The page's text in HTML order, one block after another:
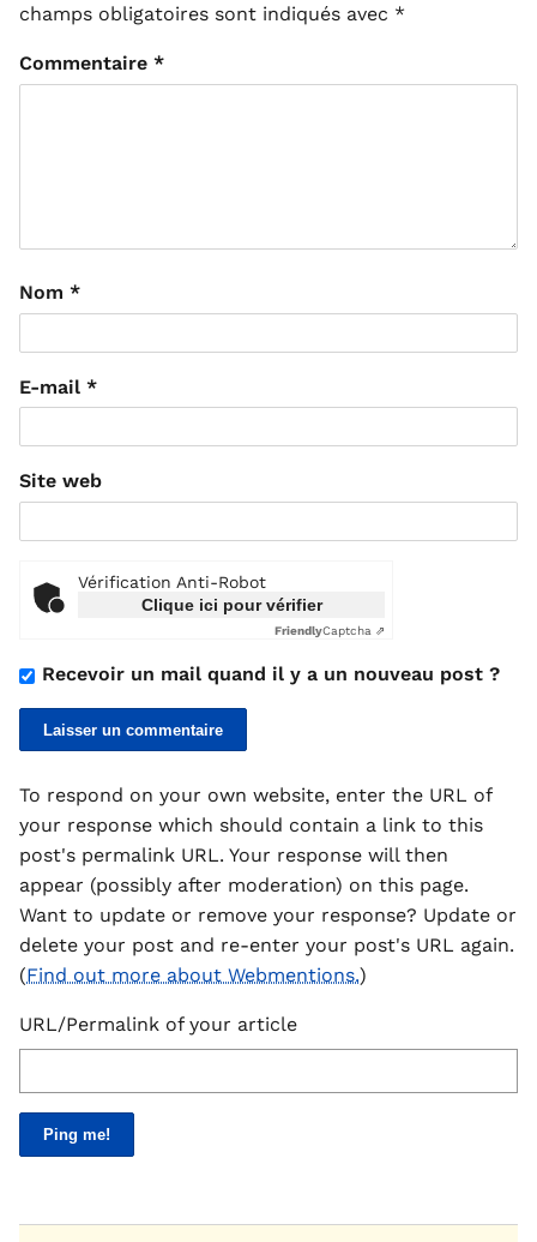
champs obligatoires sont indiqués avec *
Commentaire *
Nom *
E-mail *
Site web
Vérification Anti-Robot
Clique ici pour vérifier
FriendlyCaptcha ⇗
Recevoir un mail quand il y a un nouveau post ?
To respond on your own website, enter the URL of
your response which should contain a link to this
post's permalink URL. Your response will then
appear (possibly after moderation) on this page.
Want to update or remove your response? Update or
delete your post and re-enter your post's URL again.
(Find out more about Webmentions.)
URL/Permalink of your article